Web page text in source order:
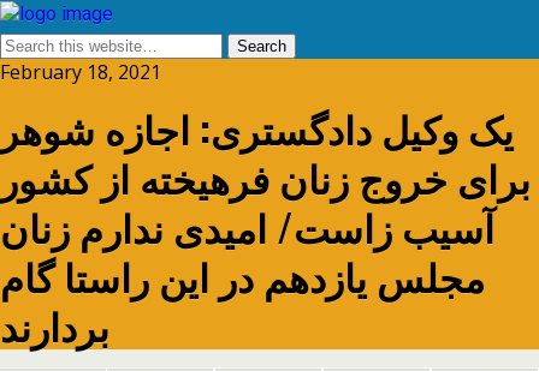
February 18, 2021
یک وکیل دادگستری: اجازه شوهر
برای خروج زنان فرهیخته از کشور
آسیب زاست/ امیدی ندارم زنان
مجلس یازدهم در این راستا گام
بردارند